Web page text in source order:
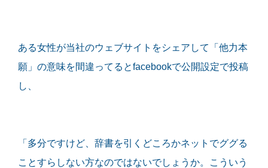
ある女性が当社のウェブサイトをシェアして「他力本
願」の意味を間違ってるとfacebookで公開設定で投稿
し、
「多分ですけど、辞書を引くどころかネットでググる
ことすらしない方なのではないでしょうか。こういう